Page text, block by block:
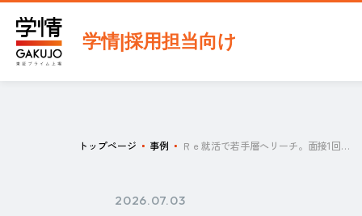
学情|採用担当向け
トップページ 事例 Ｒｅ就活で若手層へリーチ。面接1回のスピード選考と充実した福利厚生の訴求で仕事に意欲的な20代を獲得
2026.07.03